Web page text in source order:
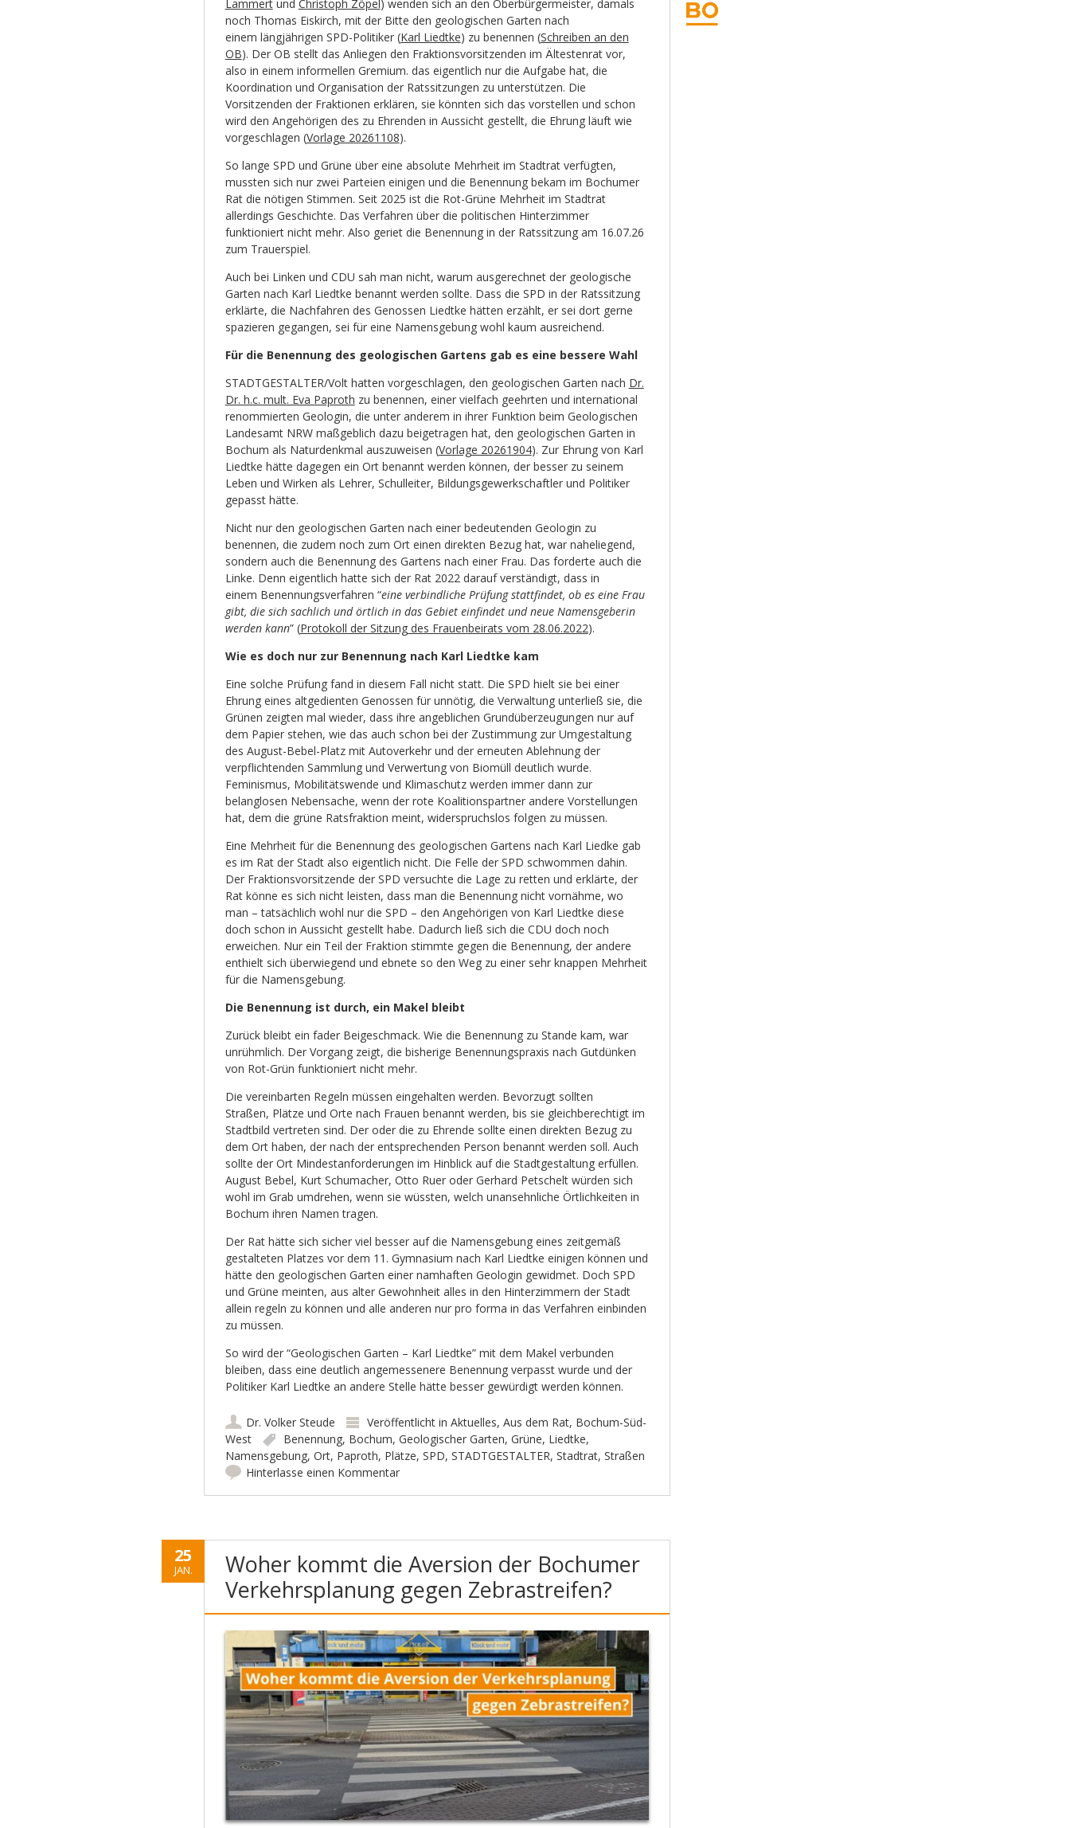
Lammertund Christoph Zöpel) wenden sich an den Oberbürgermeister, damals
noch Thomas Eiskirch, mit der Bitte den geologischen Garten nach
einem längjährigen SPD-Politiker (Karl Liedtke) zu benennen (Schreiben an den
OB). Der OB stellt das Anliegen den Fraktionsvorsitzenden im Ältestenrat vor,
also in einem informellen Gremium. das eigentlich nur die Aufgabe hat, die
Koordination und Organisation der Ratssitzungen zu unterstützen. Die
Vorsitzenden der Fraktionen erklären, sie könnten sich das vorstellen und schon
wird den Angehörigen des zu Ehrenden in Aussicht gestellt, die Ehrung läuft wie
vorgeschlagen (Vorlage 20261108).
So lange SPD und Grüne über eine absolute Mehrheit im Stadtrat verfügten,
mussten sich nur zwei Parteien einigen und die Benennung bekam im Bochumer
Rat die nötigen Stimmen. Seit 2025 ist die Rot-Grüne Mehrheit im Stadtrat
allerdings Geschichte. Das Verfahren über die politischen Hinterzimmer
funktioniert nicht mehr. Also geriet die Benennung in der Ratssitzung am 16.07.26
zum Trauerspiel.
Auch bei Linken und CDU sah man nicht, warum ausgerechnet der geologische
Garten nach Karl Liedtke benannt werden sollte. Dass die SPD in der Ratssitzung
erklärte, die Nachfahren des Genossen Liedtke hätten erzählt, er sei dort gerne
spazieren gegangen, sei für eine Namensgebung wohl kaum ausreichend.
Für die Benennung des geologischen Gartens gab es eine bessere Wahl
STADTGESTALTER/Volt hatten vorgeschlagen, den geologischen Garten nach Dr.
Dr. h.c. mult. Eva Paproth zu benennen, einer vielfach geehrten und international
renommierten Geologin, die unter anderem in ihrer Funktion beim Geologischen
Landesamt NRW maßgeblich dazu beigetragen hat, den geologischen Garten in
Bochum als Naturdenkmal auszuweisen (Vorlage 20261904). Zur Ehrung von Karl
Liedtke hätte dagegen ein Ort benannt werden können, der besser zu seinem
Leben und Wirken als Lehrer, Schulleiter, Bildungsgewerkschaftler und Politiker
gepasst hätte.
Nicht nur den geologischen Garten nach einer bedeutenden Geologin zu
benennen, die zudem noch zum Ort einen direkten Bezug hat, war naheliegend,
sondern auch die Benennung des Gartens nach einer Frau. Das forderte auch die
Linke. Denn eigentlich hatte sich der Rat 2022 darauf verständigt, dass in
einem Benennungsverfahren “eine verbindliche Prüfung stattfindet, ob es eine Frau
gibt, die sich sachlich und örtlich in das Gebiet einfindet und neue Namensgeberin
werden kann” (Protokoll der Sitzung des Frauenbeirats vom 28.06.2022).
Wie es doch nur zur Benennung nach Karl Liedtke kam
Eine solche Prüfung fand in diesem Fall nicht statt. Die SPD hielt sie bei einer
Ehrung eines altgedienten Genossen für unnötig, die Verwaltung unterließ sie, die
Grünen zeigten mal wieder, dass ihre angeblichen Grundüberzeugungen nur auf
dem Papier stehen, wie das auch schon bei der Zustimmung zur Umgestaltung
des August-Bebel-Platz mit Autoverkehr und der erneuten Ablehnung der
verpflichtenden Sammlung und Verwertung von Biomüll deutlich wurde.
Feminismus, Mobilitätswende und Klimaschutz werden immer dann zur
belanglosen Nebensache, wenn der rote Koalitionspartner andere Vorstellungen
hat, dem die grüne Ratsfraktion meint, widerspruchslos folgen zu müssen.
Eine Mehrheit für die Benennung des geologischen Gartens nach Karl Liedke gab
es im Rat der Stadt also eigentlich nicht. Die Felle der SPD schwommen dahin.
Der Fraktionsvorsitzende der SPD versuchte die Lage zu retten und erklärte, der
Rat könne es sich nicht leisten, dass man die Benennung nicht vornähme, wo
man – tatsächlich wohl nur die SPD – den Angehörigen von Karl Liedtke diese
doch schon in Aussicht gestellt habe. Dadurch ließ sich die CDU doch noch
erweichen. Nur ein Teil der Fraktion stimmte gegen die Benennung, der andere
enthielt sich überwiegend und ebnete so den Weg zu einer sehr knappen Mehrheit
für die Namensgebung.
Die Benennung ist durch, ein Makel bleibt
Zurück bleibt ein fader Beigeschmack. Wie die Benennung zu Stande kam, war
unrühmlich. Der Vorgang zeigt, die bisherige Benennungspraxis nach Gutdünken
von Rot-Grün funktioniert nicht mehr.
Die vereinbarten Regeln müssen eingehalten werden. Bevorzugt sollten
Straßen, Plätze und Orte nach Frauen benannt werden, bis sie gleichberechtigt im
Stadtbild vertreten sind. Der oder die zu Ehrende sollte einen direkten Bezug zu
dem Ort haben, der nach der entsprechenden Person benannt werden soll. Auch
sollte der Ort Mindestanforderungen im Hinblick auf die Stadtgestaltung erfüllen.
August Bebel, Kurt Schumacher, Otto Ruer oder Gerhard Petschelt würden sich
wohl im Grab umdrehen, wenn sie wüssten, welch unansehnliche Örtlichkeiten in
Bochum ihren Namen tragen.
Der Rat hätte sich sicher viel besser auf die Namensgebung eines zeitgemäß
gestalteten Platzes vor dem 11. Gymnasium nach Karl Liedtke einigen können und
hätte den geologischen Garten einer namhaften Geologin gewidmet. Doch SPD
und Grüne meinten, aus alter Gewohnheit alles in den Hinterzimmern der Stadt
allein regeln zu können und alle anderen nur pro forma in das Verfahren einbinden
zu müssen.
So wird der “Geologischen Garten – Karl Liedtke” mit dem Makel verbunden
bleiben, dass eine deutlich angemessenere Benennung verpasst wurde und der
Politiker Karl Liedtke an andere Stelle hätte besser gewürdigt werden können.
Dr. Volker Steude Veröffentlicht in Aktuelles, Aus dem Rat, Bochum-Süd-
West
Benennung, Bochum, Geologischer Garten, Grüne, Liedtke,
Namensgebung, Ort, Paproth, Plätze, SPD, STADTGESTALTER, Stadtrat, Straßen
Hinterlasse einen Kommentar
25
JAN.
Woher kommt die Aversion der Bochumer
Verkehrsplanung gegen Zebrastreifen?